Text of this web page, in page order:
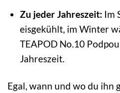
Zu jeder Jahreszeit: Im
eisgekühlt, im Winter
TEAPOD No.10
Jahreszeit.
Egal, wann und wo du ihn